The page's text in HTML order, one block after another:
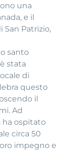
una
e il
Patrizio,
santo
stata
di
questo
il
Ad
ha ospitato
circa 50
impegno e